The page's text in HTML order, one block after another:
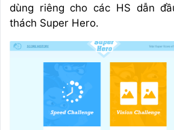
dùng riêng cho các HS dẫn
thách Super Hero.